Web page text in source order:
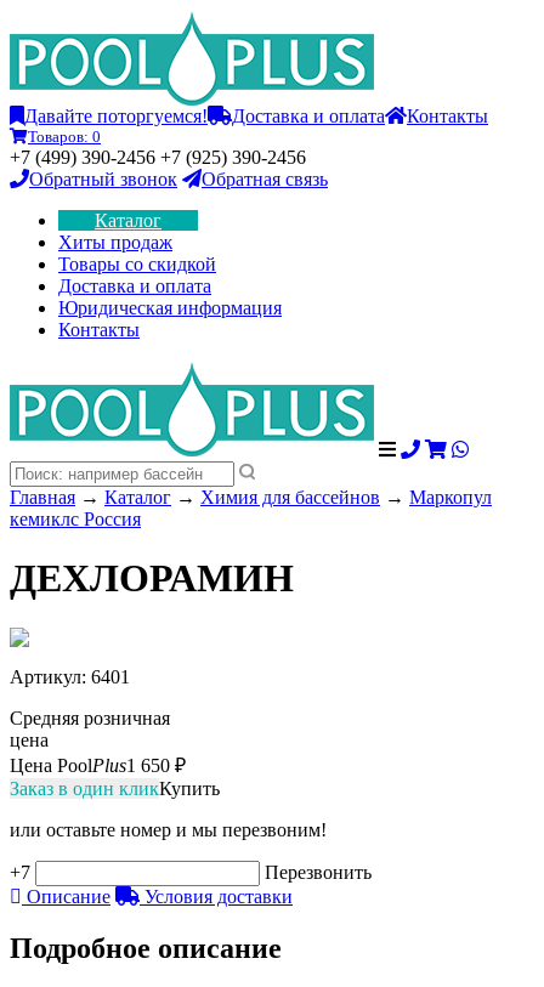
Давайте поторгуемся! Доставка и оплата Контакты
Товаров: 0
+7 (499) 390-2456 +7 (925) 390-2456
Обратный звонок
Обратная связь
Каталог
Хиты продаж
Товары со скидкой
Доставка и оплата
Юридическая информация
Контакты
Главная → Каталог → Химия для бассейнов → Маркопул
кемиклс Россия
ДЕХЛОРАМИН
Артикул: 6401
Средняя розничная
цена
Цена PoolPlus1 650 ₽
Заказ в один кликКупить
или оставьте номер и мы перезвоним!
+7
Перезвонить
Описание
Условия доставки
Подробное описание